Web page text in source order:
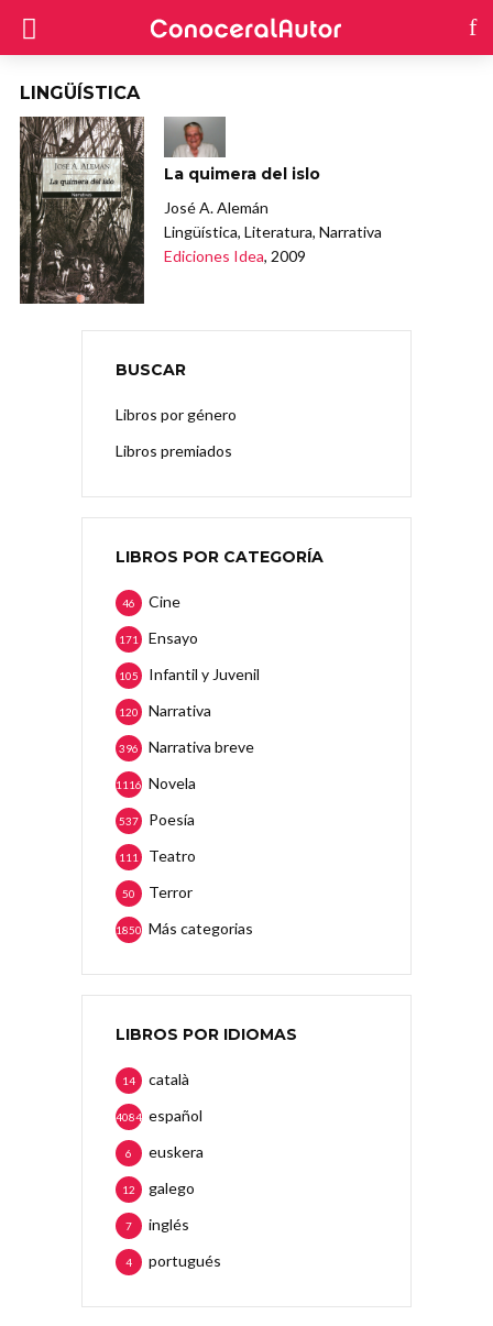
LINGÜÍSTICA
La quimera del islo
José A. Alemán
Lingüística, Literatura, Narrativa
Ediciones Idea, 2009
BUSCAR
Libros por género
Libros premiados
LIBROS POR CATEGORÍA
Cine
46
Ensayo
171
Infantil y Juvenil
105
Narrativa
120
Narrativa breve
396
Novela
1116
Poesía
537
Teatro
111
Terror
50
Más categorias
1850
LIBROS POR IDIOMAS
català
14
español
4084
euskera
6
galego
12
inglés
7
portugués
4